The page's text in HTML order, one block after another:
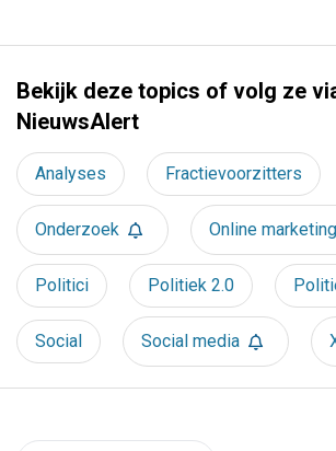
Bekijk deze topics of volg ze
NieuwsAlert
Analyses Fractievoorzitters
Onderzoek Online marketing
Politici Politiek 2.0
Social Social media